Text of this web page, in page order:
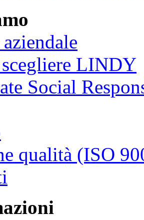
scegliere LINDY
Social
qualità (ISO